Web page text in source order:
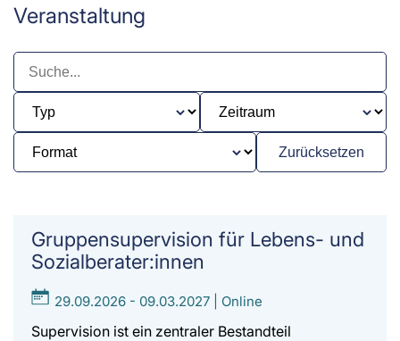
Veranstaltung
Zurücksetzen
Gruppensupervision für Lebens- und
Sozialberater:innen
29.09.2026 - 09.03.2027 | Online
Supervision ist ein zentraler Bestandteil